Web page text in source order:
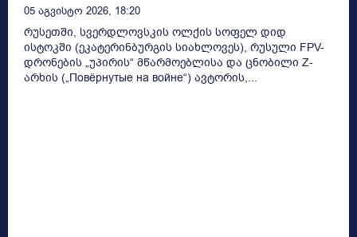
05 Აგვისტო 2026, 18:20
რუსეთში, სვერდლოვსკის ოლქის სოფელ დიდ
ისტოკში (ეკატერინბურგის სიახლოვეს), რუსული FPV-
დრონების „უპირის“ მწარმოებლისა და ცნობილი Z-
არხის („Повёрнутые на войне“) ავტორის,...